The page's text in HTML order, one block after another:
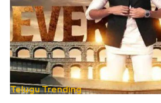
Telugu Trending